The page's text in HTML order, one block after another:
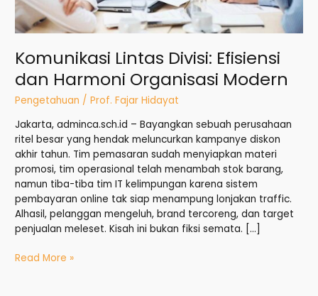
Komunikasi Lintas Divisi: Efisiensi
dan Harmoni Organisasi Modern
Pengetahuan /Prof. Fajar Hidayat
Jakarta, adminca.sch.id – Bayangkan sebuah perusahaan
ritel besar yang hendak meluncurkan kampanye diskon
akhir tahun. Tim pemasaran sudah menyiapkan materi
promosi, tim operasional telah menambah stok barang,
namun tiba-tiba tim IT kelimpungan karena sistem
pembayaran online tak siap menampung lonjakan traffic.
Alhasil, pelanggan mengeluh, brand tercoreng, dan target
penjualan meleset. Kisah ini bukan fiksi semata. […]
Read More »